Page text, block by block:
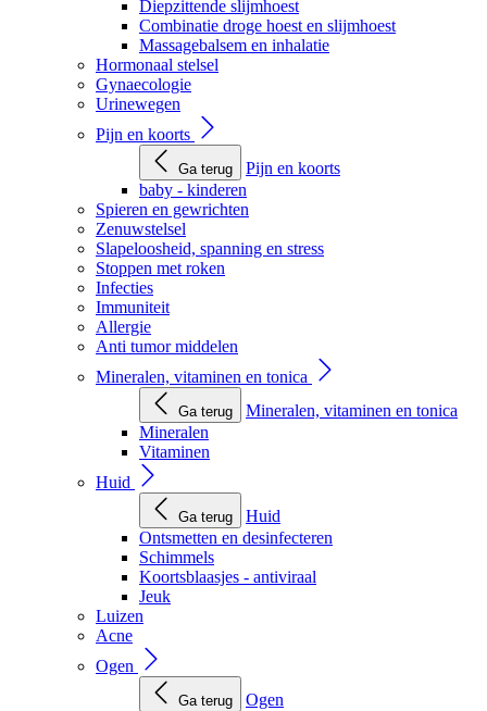
Diepzittende slijmhoest
Combinatie droge hoest en slijmhoest
Massagebalsem en inhalatie
Hormonaal stelsel
Gynaecologie
Urinewegen
Pijn en koorts
Ga terug
Pijn en koorts
baby - kinderen
Spieren en gewrichten
Zenuwstelsel
Slapeloosheid, spanning en stress
Stoppen met roken
Infecties
Immuniteit
Allergie
Anti tumor middelen
Mineralen, vitaminen en tonica
Ga terug
Mineralen, vitaminen en tonica
Mineralen
Vitaminen
Huid
Ga terug
Huid
Ontsmetten en desinfecteren
Schimmels
Koortsblaasjes - antiviraal
Jeuk
Luizen
Acne
Ogen
Ga terug
Ogen